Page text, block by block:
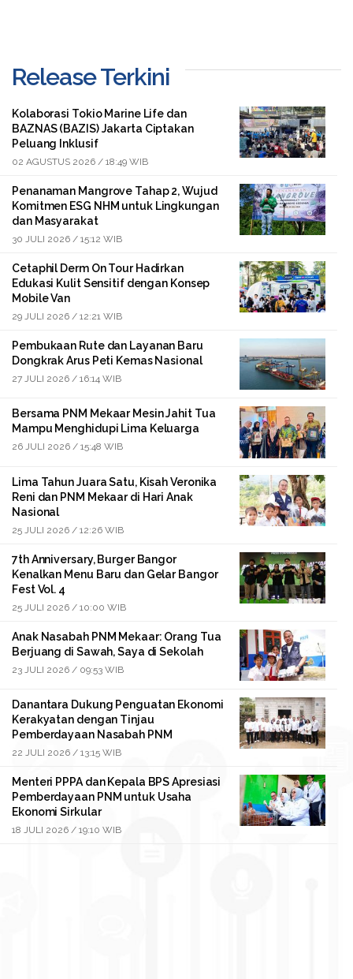
Release Terkini
Kolaborasi Tokio Marine Life dan
BAZNAS (BAZIS) Jakarta Ciptakan
Peluang Inklusif
02 AGUSTUS 2026 / 18:49 WIB
Penanaman Mangrove Tahap 2, Wujud
Komitmen ESG NHM untuk Lingkungan
dan Masyarakat
30 JULI 2026 / 15:12 WIB
Cetaphil Derm On Tour Hadirkan
Edukasi Kulit Sensitif dengan Konsep
Mobile Van
29 JULI 2026 / 12:21 WIB
Pembukaan Rute dan Layanan Baru
Dongkrak Arus Peti Kemas Nasional
27 JULI 2026 / 16:14 WIB
Bersama PNM Mekaar Mesin Jahit Tua
Mampu Menghidupi Lima Keluarga
26 JULI 2026 / 15:48 WIB
Lima Tahun Juara Satu, Kisah Veronika
Reni dan PNM Mekaar di Hari Anak
Nasional
25 JULI 2026 / 12:26 WIB
7th Anniversary, Burger Bangor
Kenalkan Menu Baru dan Gelar Bangor
Fest Vol. 4
25 JULI 2026 / 10:00 WIB
Anak Nasabah PNM Mekaar: Orang Tua
Berjuang di Sawah, Saya di Sekolah
23 JULI 2026 / 09:53 WIB
Danantara Dukung Penguatan Ekonomi
Kerakyatan dengan Tinjau
Pemberdayaan Nasabah PNM
22 JULI 2026 / 13:15 WIB
Menteri PPPA dan Kepala BPS Apresiasi
Pemberdayaan PNM untuk Usaha
Ekonomi Sirkular
18 JULI 2026 / 19:10 WIB